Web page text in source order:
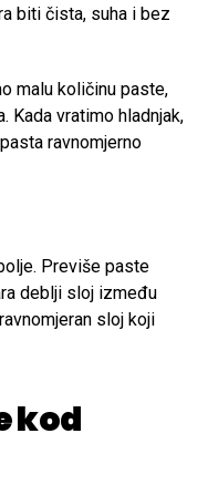
biti čista, suha i bez
malu količinu paste,
Kada vratimo hladnjak,
ravnomjerno
Previše paste
deblji sloj između
sloj koji
kod